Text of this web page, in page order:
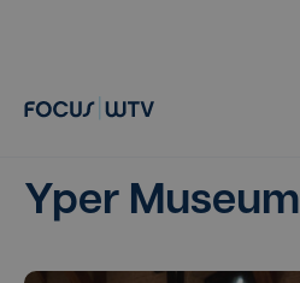
Yper Museum